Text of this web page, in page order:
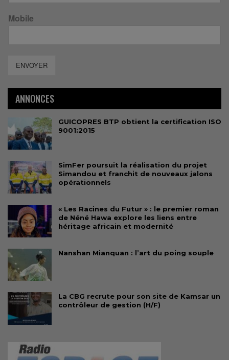
Mobile
ENVOYER
ANNONCES
GUICOPRES BTP obtient la certification ISO
9001:2015
SimFer poursuit la réalisation du projet
Simandou et franchit de nouveaux jalons
opérationnels
« Les Racines du Futur » : le premier roman
de Néné Hawa explore les liens entre
héritage africain et modernité
Nanshan Mianquan : l’art du poing souple
La CBG recrute pour son site de Kamsar un
contrôleur de gestion (H/F)